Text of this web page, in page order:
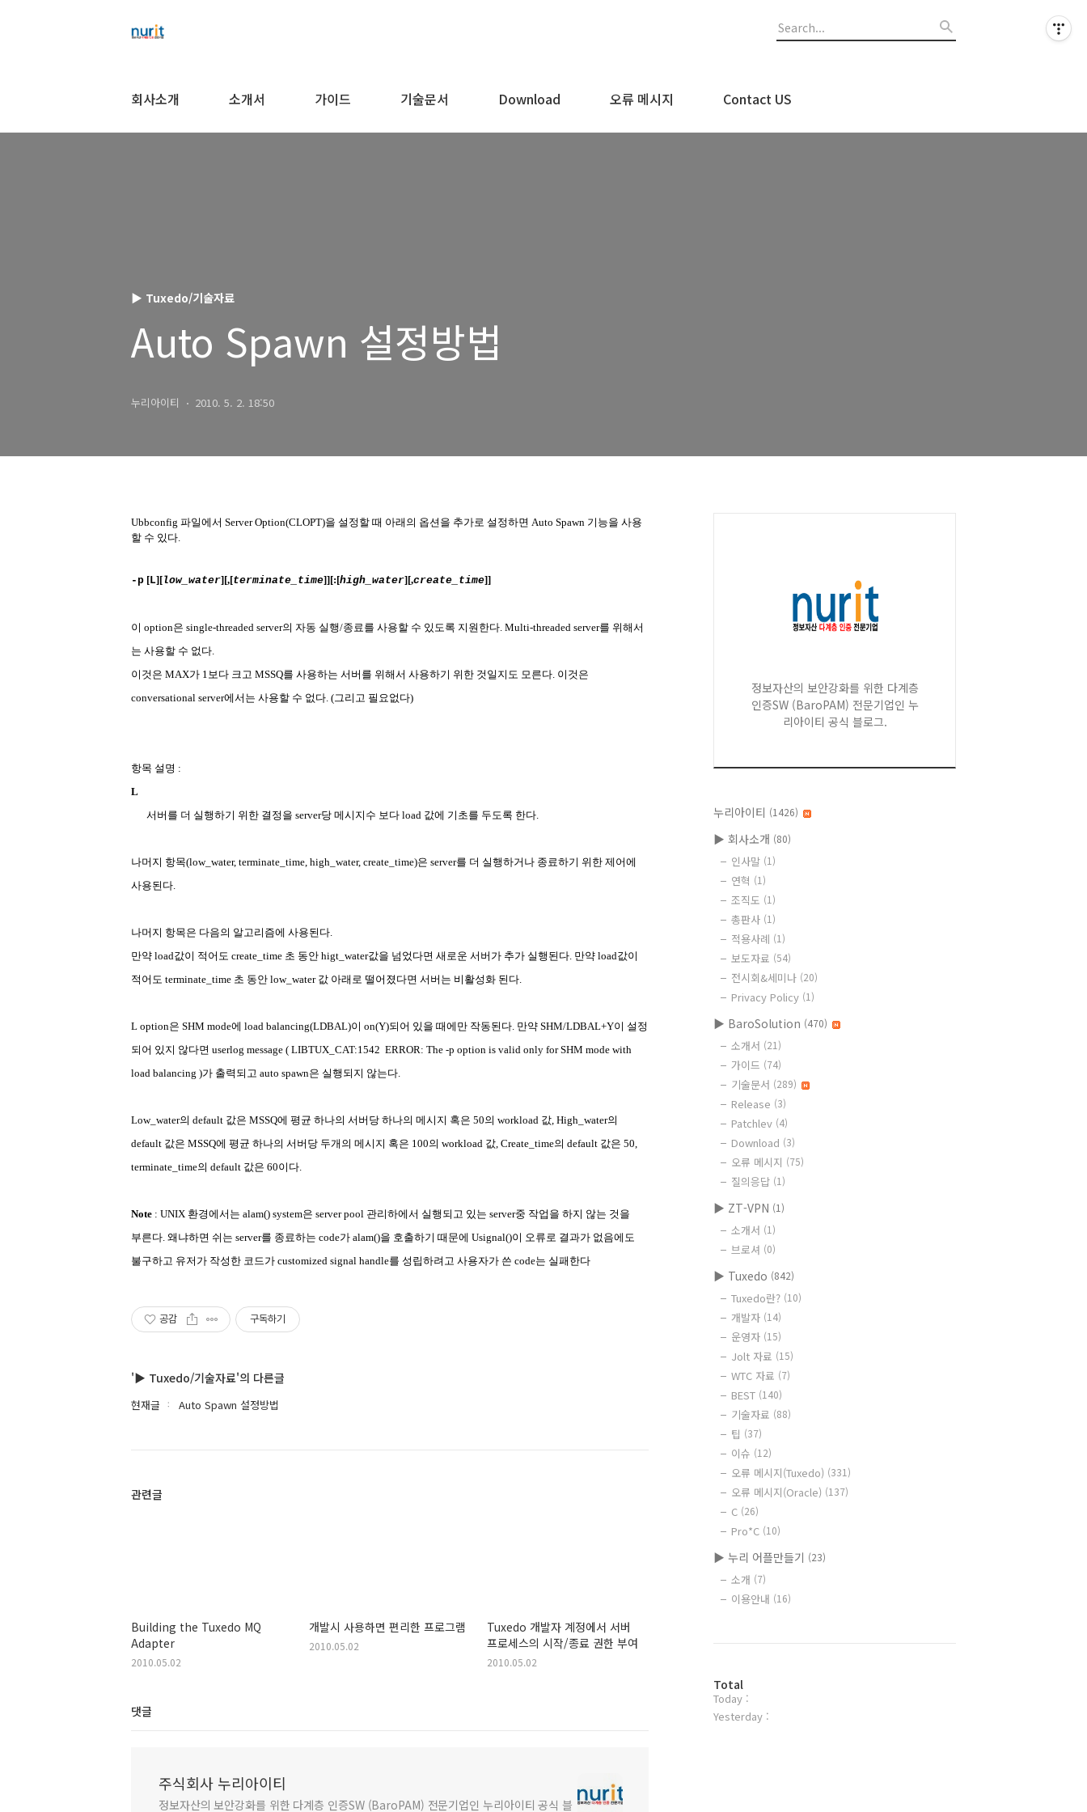
회사소개 소개서 가이드 기술문서 Download 오류 메시지 Contact US
▶ Tuxedo/기술자료
Auto Spawn 설정방법
누리아이티 2010. 5. 2. 18:50
Ubbconfig 파일에서 Server Option(CLOPT)을 설정할 때 아래의 옵션을 추가로 설정하면 Auto Spawn 기능을 사용
할 수 있다.
-p [L][low_water][,[terminate_time]][:[high_water][,create_time]]
이 option은 single-threaded server의 자동 실행/종료를 사용할 수 있도록 지원한다. Multi-threaded server를 위해서
는 사용할 수 없다.
이것은 MAX가 1보다 크고 MSSQ를 사용하는 서버를 위해서 사용하기 위한 것일지도 모른다. 이것은
conversational server에서는 사용할 수 없다. (그리고 필요없다)
항목 설명 :
L
서버를 더 실행하기 위한 결정을 server당 메시지수 보다 load 값에 기초를 두도록 한다.
나머지 항목(low_water, terminate_time, high_water, create_time)은 server를 더 실행하거나 종료하기 위한 제어에
사용된다.
나머지 항목은 다음의 알고리즘에 사용된다.
만약 load값이 적어도 create_time 초 동안 higt_water값을 넘었다면 새로운 서버가 추가 실행된다. 만약 load값이
적어도 terminate_time 초 동안 low_water 값 아래로 떨어졌다면 서버는 비활성화 된다.
L option은 SHM mode에 load balancing(LDBAL)이 on(Y)되어 있을 때에만 작동된다. 만약 SHM/LDBAL+Y이 설정
되어 있지 않다면 userlog message ( LIBTUX_CAT:1542 ERROR: The -p option is valid only for SHM mode with
load balancing )가 출력되고 auto spawn은 실행되지 않는다.
Low_water의 default 값은 MSSQ에 평균 하나의 서버당 하나의 메시지 혹은 50의 workload 값, High_water의
default 값은 MSSQ에 평균 하나의 서버당 두개의 메시지 혹은 100의 workload 값, Create_time의 default 값은 50,
terminate_time의 default 값은 60이다.
Note : UNIX 환경에서는 alam() system은 server pool 관리하에서 실행되고 있는 server중 작업을 하지 않는 것을
부른다. 왜냐하면 쉬는 server를 종료하는 code가 alam()을 호출하기 때문에 Usignal()이 오류로 결과가 없음에도
불구하고 유저가 작성한 코드가 customized signal handle를 성립하려고 사용자가 쓴 code는 실패한다
공감 구독하기
'▶ Tuxedo/기술자료'의 다른글
현재글 Auto Spawn 설정방법
관련글
Building the Tuxedo MQ
Adapter
2010.05.02
개발시 사용하면 편리한 프로그램
2010.05.02
Tuxedo 개발자 계정에서 서버
프로세스의 시작/종료 권한 부여
2010.05.02
댓글
주식회사 누리아이티
정보자산의 보안강화를 위한 다계층 인증SW (BaroPAM) 전문기업인 누리아이티 공식 블
정보자산의 보안강화를 위한 다계층
인증SW (BaroPAM) 전문기업인 누
리아이티 공식 블로그.
누리아이티 (1426)
▶ 회사소개 (80)
인사말 (1)
연혁 (1)
조직도 (1)
총판사 (1)
적용사례 (1)
보도자료 (54)
전시회&세미나 (20)
Privacy Policy (1)
▶ BaroSolution (470)
소개서 (21)
가이드 (74)
기술문서 (289)
Release (3)
Patchlev (4)
Download (3)
오류 메시지 (75)
질의응답 (1)
▶ ZT-VPN (1)
소개서 (1)
브로셔 (0)
▶ Tuxedo (842)
Tuxedo란? (10)
개발자 (14)
운영자 (15)
Jolt 자료 (15)
WTC 자료 (7)
BEST (140)
기술자료 (88)
팁 (37)
이슈 (12)
오류 메시지(Tuxedo) (331)
오류 메시지(Oracle) (137)
C (26)
Pro*C (10)
▶ 누리 어플만들기 (23)
소개 (7)
이용안내 (16)
방
문
자
Total
Today :
Yesterday :